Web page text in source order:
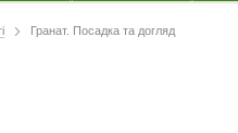
Гранат. Посадка та догляд